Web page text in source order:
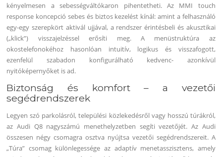
kényelmesen a sebességváltókaron pihentetheti. Az MMI touch
response koncepció sebes és biztos kezelést kínál: amint a felhasználó
egy-egy szerepkört aktivál ujjával, a rendszer érintésbeli és akusztikai
(„klick”) visszajelzéssel erősíti meg. A menüstruktúra az
okostelefonokéhoz hasonlóan intuitív, logikus és visszafogott,
ezenfelül szabadon konfigurálható kedvenc- azonkívül
nyitóképernyőket is ad.
Biztonság és komfort – a vezetői
segédrendszerek
Legyen szó parkolásról, települési közlekedésről vagy hosszú túrákról,
az Audi Q8 nagyszámú menethelyzetben segíti vezetőjét. Az Audi
összesen négy csomagra osztva nyújtsa vezetői segédrendszereit. A
„Túra” csomag különlegessége az adaptív menetasszisztens, amely